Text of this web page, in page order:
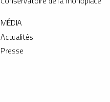
MÉDIA
Actualités
Presse